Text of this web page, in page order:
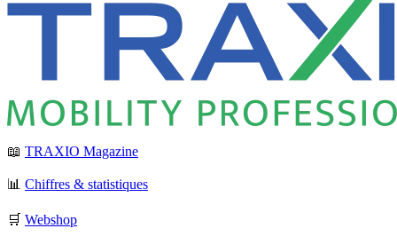
📖 TRAXIO Magazine
📊 Chiffres & statistiques
🛒 Webshop